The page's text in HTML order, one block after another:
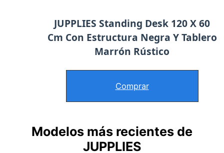
JUPPLIES Standing Desk 120 X 60
Cm Con Estructura Negra Y Tablero
Marrón Rústico
Comprar
Modelos más recientes de
JUPPLIES